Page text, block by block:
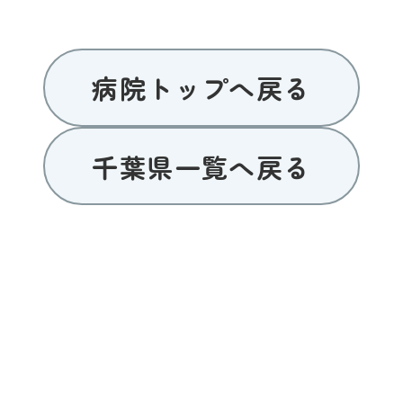
病院トップへ戻る
千葉県一覧へ戻る